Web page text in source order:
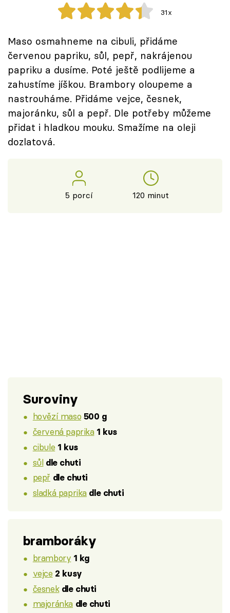
Těhotnej kuchař
Sledujte prima+
Přihlášení
Sledujte nás
31x
Maso osmahneme na cibuli, přidáme
červenou papriku, sůl, pepř, nakrájenou
papriku a dusíme. Poté ještě podlijeme a
zahustíme jíškou. Brambory oloupeme a
nastrouháme. Přidáme vejce, česnek,
majoránku, sůl a pepř. Dle potřeby můžeme
přidat i hladkou mouku. Smažíme na oleji
dozlatová.
5 porcí 120 minut
Suroviny
hovězí maso 500 g
červená paprika 1 kus
cibule 1 kus
sůl dle chuti
pepř dle chuti
sladká paprika dle chuti
bramboráky
brambory 1 kg
vejce 2 kusy
česnek dle chuti
majoránka dle chuti